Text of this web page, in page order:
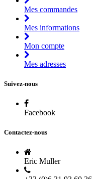
Mes commandes
Mes informations
Mon compte
Mes adresses
Suivez-nous
Facebook
Contactez-nous
Eric Muller